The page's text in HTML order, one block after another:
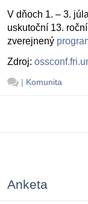
V dňoch 1. – 3.
uskutoční 13.
zverejnený
Zdroj:
| Komunita
Anketa